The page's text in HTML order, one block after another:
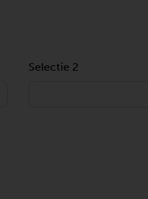
Selectie 2